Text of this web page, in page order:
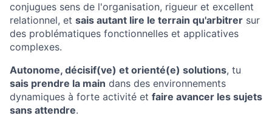
conjugues sens de l'organisation, rigueur et excellent
relationnel, et sais autant lire le terrain qu'arbitrer sur
des problématiques fonctionnelles et applicatives
complexes.
Autonome, décisif(ve) et orienté(e) solutions, tu
sais prendre la main dans des environnements
dynamiques à forte activité et faire avancer les sujets
sans attendre.